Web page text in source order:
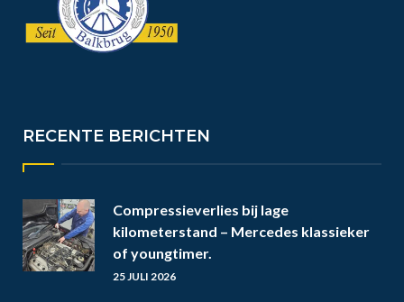
RECENTE BERICHTEN
Compressieverlies bij lage
kilometerstand – Mercedes klassieker
of youngtimer.
25 JULI 2026